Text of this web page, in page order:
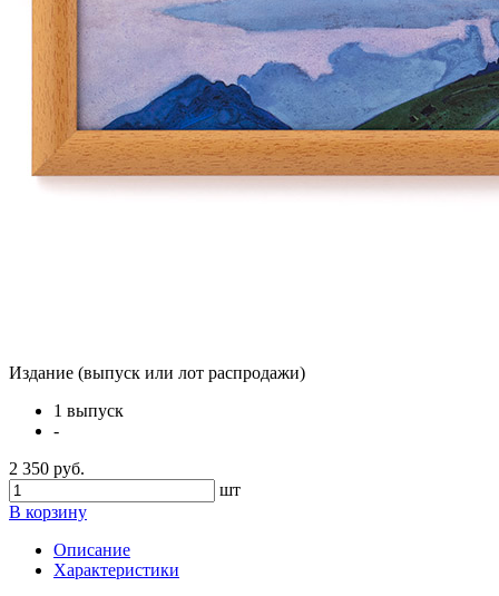
Издание (выпуск или лот распродажи)
1 выпуск
-
2 350 руб.
шт
В корзину
Описание
Характеристики